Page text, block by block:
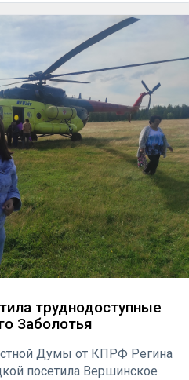
труднодоступные
Заболотья
Думы от КПРФ Регина
посетила Вершинское